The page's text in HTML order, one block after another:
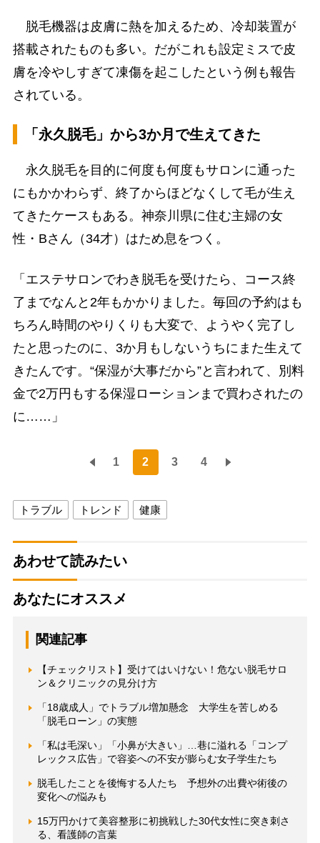
脱毛機器は皮膚に熱を加えるため、冷却装置が
搭載されたものも多い。だがこれも設定ミスで皮
膚を冷やしすぎて凍傷を起こしたという例も報告
されている。
「永久脱毛」から3か月で生えてきた
永久脱毛を目的に何度も何度もサロンに通った
にもかかわらず、終了からほどなくして毛が生え
てきたケースもある。神奈川県に住む主婦の女
性・Bさん（34才）はため息をつく。
「エステサロンでわき脱毛を受けたら、コース終
了までなんと2年もかかりました。毎回の予約はも
ちろん時間のやりくりも大変で、ようやく完了し
たと思ったのに、3か月もしないうちにまた生えて
きたんです。“保湿が大事だから”と言われて、別料
金で2万円もする保湿ローションまで買わされたの
に……」
1 2 3 4
トラブル トレンド 健康
あわせて読みたい
あなたにオススメ
関連記事
【チェックリスト】受けてはいけない！危ない脱毛サロ
ン＆クリニックの見分け方
「18歳成人」でトラブル増加懸念 大学生を苦しめる
「脱毛ローン」の実態
「私は毛深い」「小鼻が大きい」…巷に溢れる「コンプ
レックス広告」で容姿への不安が膨らむ女子学生たち
脱毛したことを後悔する人たち 予想外の出費や術後の
変化への悩みも
15万円かけて美容整形に初挑戦した30代女性に突き刺さ
る、看護師の言葉